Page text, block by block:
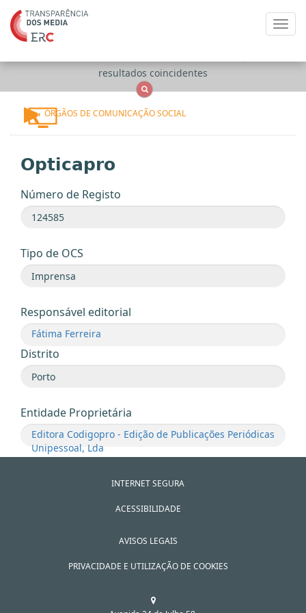
resultados coincidentes
ÓRGÃOS DE COMUNICAÇÃO SOCIAL
Opticapro
Número de Registo
Tipo de OCS
Responsável editorial
Fátima Ferreira
Distrito
Entidade Proprietária
Editora Codigopro - Edição de Publicações Periódicas
Unipessoal, Lda
INTERNET SEGURA
ACESSIBILIDADE
AVISOS LEGAIS
PRIVACIDADE E UTILIZAÇÃO DE COOKIES